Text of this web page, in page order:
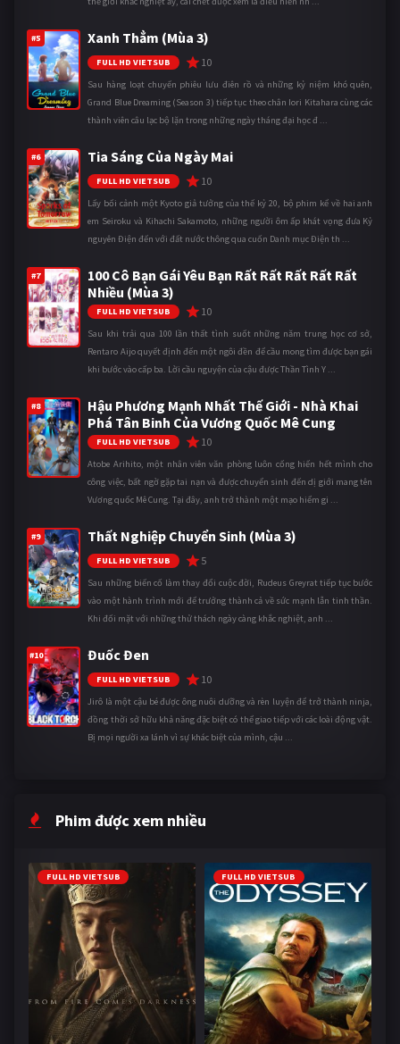
#5 Xanh Thẳm (Mùa 3)
FULL HD VIETSUB 10
Sau hàng loạt chuyến phiêu lưu điên rồ và những kỷ niệm khó quên,
Grand Blue Dreaming (Season 3) tiếp tục theo chân Iori Kitahara cùng các
thành viên câu lạc bộ lặn trong những ngày tháng đại học đ ...
#6 Tia Sáng Của Ngày Mai
FULL HD VIETSUB 10
Lấy bối cảnh một Kyoto giả tưởng của thế kỷ 20, bộ phim kể về hai anh
em Seiroku và Kihachi Sakamoto, những người ôm ấp khát vọng đưa Kỷ
nguyên Điện đến với đất nước thông qua cuốn Danh mục Điện th ...
#7
100 Cô Bạn Gái Yêu Bạn Rất Rất Rất Rất Rất
Nhiều (Mùa 3)
FULL HD VIETSUB 10
Sau khi trải qua 100 lần thất tình suốt những năm trung học cơ sở,
Rentaro Aijo quyết định đến một ngôi đền để cầu mong tìm được bạn gái
khi bước vào cấp ba. Lời cầu nguyện của cậu được Thần Tình Y ...
#8
Hậu Phương Mạnh Nhất Thế Giới - Nhà Khai
Phá Tân Binh Của Vương Quốc Mê Cung
FULL HD VIETSUB 10
Atobe Arihito, một nhân viên văn phòng luôn cống hiến hết mình cho
công việc, bất ngờ gặp tai nạn và được chuyển sinh đến dị giới mang tên
Vương quốc Mê Cung. Tại đây, anh trở thành một mạo hiểm gi ...
#9 Thất Nghiệp Chuyển Sinh (Mùa 3)
FULL HD VIETSUB 5
Sau những biến cố làm thay đổi cuộc đời, Rudeus Greyrat tiếp tục bước
vào một hành trình mới để trưởng thành cả về sức mạnh lẫn tinh thần.
Khi đối mặt với những thử thách ngày càng khắc nghiệt, anh ...
#10 Đuốc Đen
FULL HD VIETSUB 10
Jirô là một cậu bé được ông nuôi dưỡng và rèn luyện để trở thành ninja,
đồng thời sở hữu khả năng đặc biệt có thể giao tiếp với các loài động vật.
Bị mọi người xa lánh vì sự khác biệt của mình, cậu ...
Phim được xem nhiều
FULL HD VIETSUB FULL HD VIETSUB